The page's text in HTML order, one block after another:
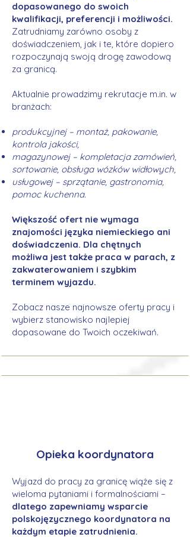
dopasowanego do swoich
kwalifikacji, preferencji i możliwości.
Zatrudniamy zarówno osoby z
doświadczeniem, jak i te, które dopiero
rozpoczynają swoją drogę zawodową
za granicą.
Aktualnie prowadzimy rekrutacje m.in. w
branżach:
produkcyjnej – montaż, pakowanie,
kontrola jakości,
magazynowej – kompletacja zamówień,
sortowanie, obsługa wózków widłowych,
usługowej – sprzątanie, gastronomia,
pomoc kuchenna.
Większość ofert nie wymaga
znajomości języka niemieckiego ani
doświadczenia. Dla chętnych
możliwa jest także praca w parach, z
zakwaterowaniem i szybkim
terminem wyjazdu.
Zobacz nasze najnowsze oferty pracy i
wybierz stanowisko najlepiej
dopasowane do Twoich oczekiwań.
Opieka koordynatora
Wyjazd do pracy za granicę wiąże się z
wieloma pytaniami i formalnościami –
dlatego zapewniamy wsparcie
polskojęzycznego koordynatora na
każdym etapie zatrudnienia.